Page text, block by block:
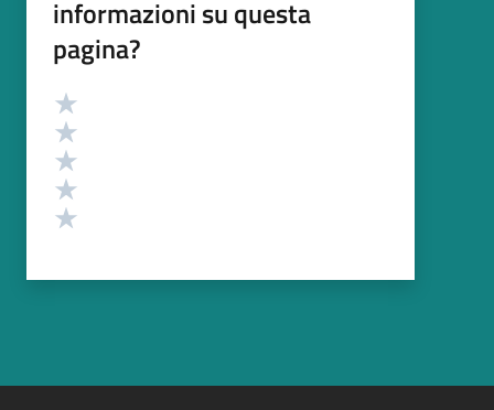
informazioni su questa
pagina?
Valutazione